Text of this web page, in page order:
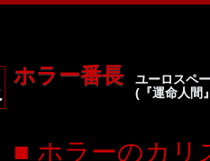
ホラー番長
ユーロスペ
(『運命人間
■ ホラーのカ